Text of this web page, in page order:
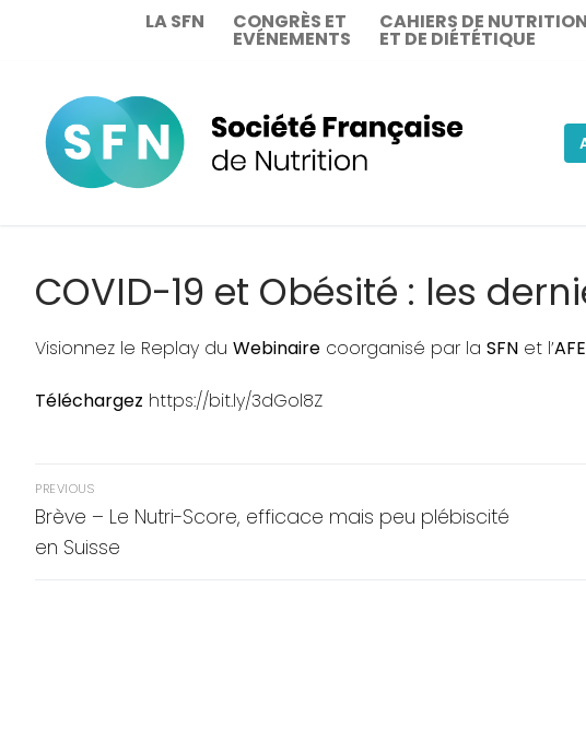
LA SFN CONGRÈS ET
EVÉNEMENTS
CAHIERS DE NUTRITION
ET DE DIÉTÉTIQUE
COVID-19 et Obésité : les
Visionnez le Replay du Webinaire coorganisé par la SFN et l’
Téléchargez https://bit.ly/3dGol8Z
Navigation
de
PREVIOUS
Previous
post:
Brève – Le Nutri-Score, efficace mais peu plébiscité
en Suisse